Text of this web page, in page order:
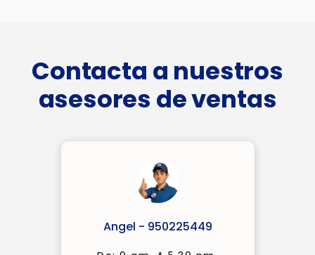
Contacta a nuestros
asesores de ventas
Angel - 950225449